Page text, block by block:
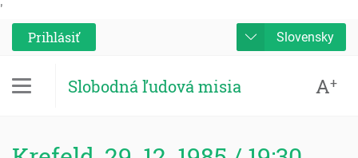
'
Prihlásiť
Slovensky
Slobodná ľudová misia A+